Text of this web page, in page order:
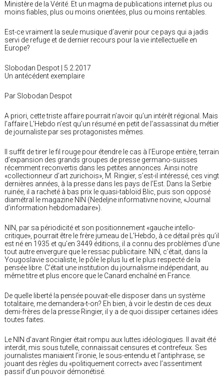
Ministère de la Vérité. Et un magma de publications internet plus ou
moins fiables, plus ou moins orientées, plus ou moins rentables.
Est-ce vraiment la seule musique d’avenir pour ce pays qui a jadis
servi de refuge et de dernier recours pour la vie intellectuelle en
Europe?
Slobodan Despot | 5.2.2017
Un antécédent exemplaire
Par Slobodan Despot
A priori, cette triste affaire pourrait n’avoir qu’un intérêt régional. Mais
l’affaire L’Hebdo n’est qu’un résumé en petit de l’assassinat du métier
de journaliste par ses protagonistes mêmes.
Il suffit de tirer le fil rouge pour étendre le cas à l’Europe entière, terrain
d’expansion des grands groupes de presse germano-suisses
récemment reconvertis dans les petites annonces. Ainsi notre
«collectionneur d’art zurichois», M. Ringier, s’est-il intéressé, ces vingt
dernières années, à la presse dans les pays de l’Est. Dans la Serbie
ruinée, il a racheté à bas prix le quasi-tabloïd Blic, puis son opposé
diamétral le magazine NIN (Nedeljne informativne novine, «Journal
d’information hebdomadaire»).
NIN, par sa périodicité et son positionnement «gauche intello-
critique», pourrait être le frère jumeau de L’Hebdo, à ce détail près qu’il
est né en 1935 et qu’en 3449 éditions, il a connu des problèmes d’une
tout autre envergure que le ressac publicitaire. NIN, c’était, dans la
Yougoslavie socialiste, le pôle le plus lu et le plus respecté de la
pensée libre. C’était une institution du journalisme indépendant, au
même titre et plus encore que le Canard enchaîné en France.
De quelle liberté la pensée pouvait-elle disposer dans un système
totalitaire, me demandera-t-on? Eh bien, à voir le destin de ces deux
demi-frères de la presse Ringier, il y a de quoi dissiper certaines idées
toutes faites.
Le NIN d’avant Ringier était rompu aux luttes idéologiques. Il avait été
interdit, mis sous tutelle, connaissait censures et contrefeux. Ses
journalistes maniaient l’ironie, le sous-entendu et l’antiphrase, se
jouant des règles du «politiquement correct» avec l’assentiment
passif d’un pouvoir démonétisé.